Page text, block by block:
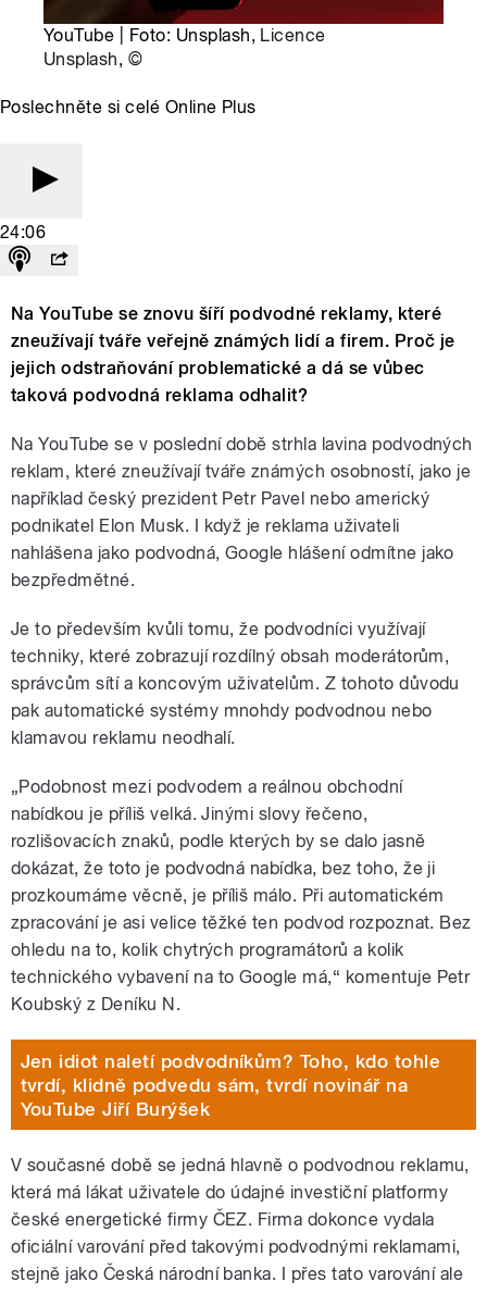
YouTube | Foto: Unsplash, Licence
Unsplash, ©
Poslechněte si celé Online Plus
24:06
Na YouTube se znovu šíří podvodné reklamy, které
zneužívají tváře veřejně známých lidí a firem. Proč je
jejich odstraňování problematické a dá se vůbec
taková podvodná reklama odhalit?
Na YouTube se v poslední době strhla lavina podvodných
reklam, které zneužívají tváře známých osobností, jako je
například český prezident Petr Pavel nebo americký
podnikatel Elon Musk. I když je reklama uživateli
nahlášena jako podvodná, Google hlášení odmítne jako
bezpředmětné.
Je to především kvůli tomu, že podvodníci využívají
techniky, které zobrazují rozdílný obsah moderátorům,
správcům sítí a koncovým uživatelům. Z tohoto důvodu
pak automatické systémy mnohdy podvodnou nebo
klamavou reklamu neodhalí.
„Podobnost mezi podvodem a reálnou obchodní
nabídkou je příliš velká. Jinými slovy řečeno,
rozlišovacích znaků, podle kterých by se dalo jasně
dokázat, že toto je podvodná nabídka, bez toho, že ji
prozkoumáme věcně, je příliš málo. Při automatickém
zpracování je asi velice těžké ten podvod rozpoznat. Bez
ohledu na to, kolik chytrých programátorů a kolik
technického vybavení na to Google má,“ komentuje Petr
Koubský z Deníku N.
Jen idiot naletí podvodníkům? Toho, kdo tohle
tvrdí, klidně podvedu sám, tvrdí novinář na
YouTube Jiří Burýšek
V současné době se jedná hlavně o podvodnou reklamu,
která má lákat uživatele do údajné investiční platformy
české energetické firmy ČEZ. Firma dokonce vydala
oficiální varování před takovými podvodnými reklamami,
stejně jako Česká národní banka. I přes tato varování ale